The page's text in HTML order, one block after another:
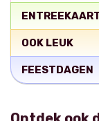
OOK LEUK
FEESTDAGEN